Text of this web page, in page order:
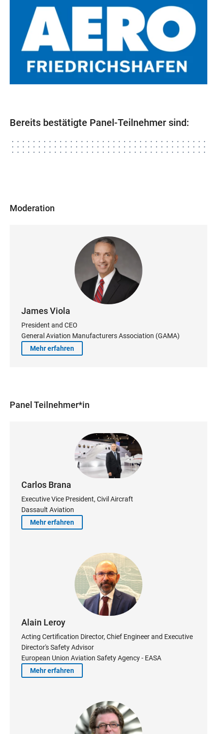
Bereits bestätigte Panel-Teilnehmer sind:
Moderation
James Viola
President and CEO
General Aviation Manufacturers Association (GAMA)
Mehr erfahren
Panel Teilnehmer*in
Carlos Brana
Executive Vice President, Civil Aircraft
Dassault Aviation
Mehr erfahren
Alain Leroy
Acting Certification Director, Chief Engineer and Executive
Director's Safety Advisor
European Union Aviation Safety Agency - EASA
Mehr erfahren